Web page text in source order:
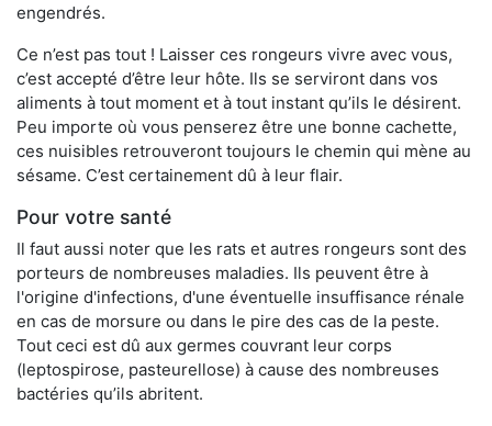
engendrés.
Ce n’est pas tout ! Laisser ces rongeurs vivre avec vous,
c’est accepté d’être leur hôte. Ils se serviront dans vos
aliments à tout moment et à tout instant qu’ils le désirent.
Peu importe où vous penserez être une bonne cachette,
ces nuisibles retrouveront toujours le chemin qui mène au
sésame. C’est certainement dû à leur flair.
Pour votre santé
Il faut aussi noter que les rats et autres rongeurs sont des
porteurs de nombreuses maladies. Ils peuvent être à
l'origine d'infections, d'une éventuelle insuffisance rénale
en cas de morsure ou dans le pire des cas de la peste.
Tout ceci est dû aux germes couvrant leur corps
(leptospirose, pasteurellose) à cause des nombreuses
bactéries qu’ils abritent.